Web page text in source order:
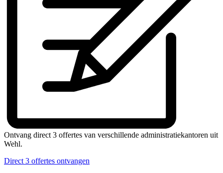
Ontvang direct 3 offertes van verschillende administratiekantoren uit
Wehl.
Direct 3 offertes ontvangen